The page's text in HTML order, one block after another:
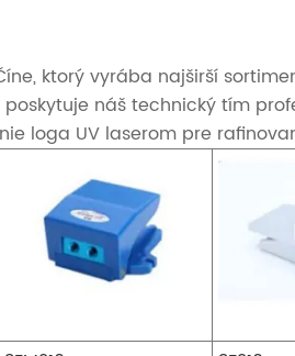
ktorý vyrába najširší
náš technický tím
loga UV laserom pre